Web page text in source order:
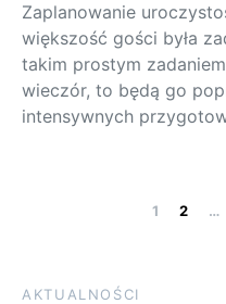
Zaplanowanie
większość gości była
takim prostym
wieczór, to będą go
intensywnych
1 2 …
AKTUALNOŚCI